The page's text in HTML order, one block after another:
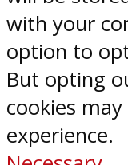
with your
option to
But opting
cookies
experience.